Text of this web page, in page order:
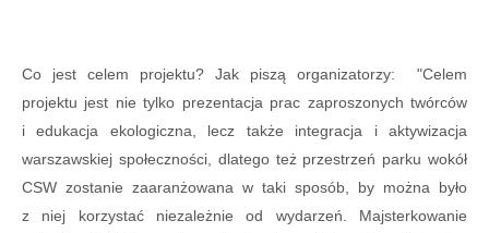
Co jest celem projektu? Jak piszą organizatorzy: "Celem
projektu jest nie tylko prezentacja prac zaproszonych twórców
i edukacja ekologiczna, lecz także integracja i aktywizacja
warszawskiej społeczności, dlatego też przestrzeń parku wokół
CSW zostanie zaaranżowana w taki sposób, by można było
z niej korzystać niezależnie od wydarzeń. Majsterkowanie